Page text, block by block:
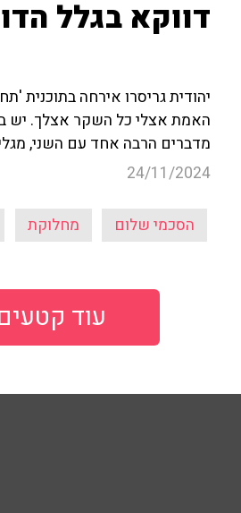
דווקא בגלל
יהודית גריסרו אירחה בתוכנית
האמת אצלי כל השקר אצלך. יש
מדברים הרבה אחד עם השני,
24/11/2024
הסכמי שלום מחלוקת
עוד